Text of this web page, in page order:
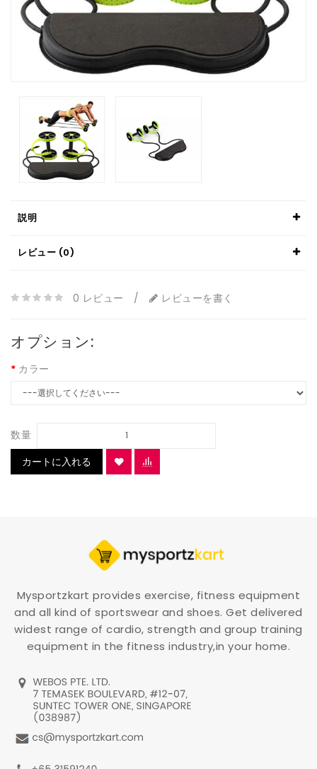
説明
レビュー (0)
0 レビュー / レビューを書く
オプション:
カラー
数量
カートに入れる
Mysportzkart provides exercise, fitness equipment
and all kind of sportswear and shoes. Get delivered
widest range of cardio, strength and group training
equipment in the fitness industry,in your home.